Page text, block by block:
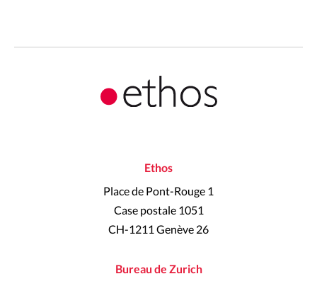
Ethos
Place de Pont-Rouge 1
Case postale 1051
CH-1211 Genève 26
Bureau de Zurich